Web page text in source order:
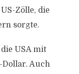
Zölle, die
sorgte.
USA mit
Dollar. Auch